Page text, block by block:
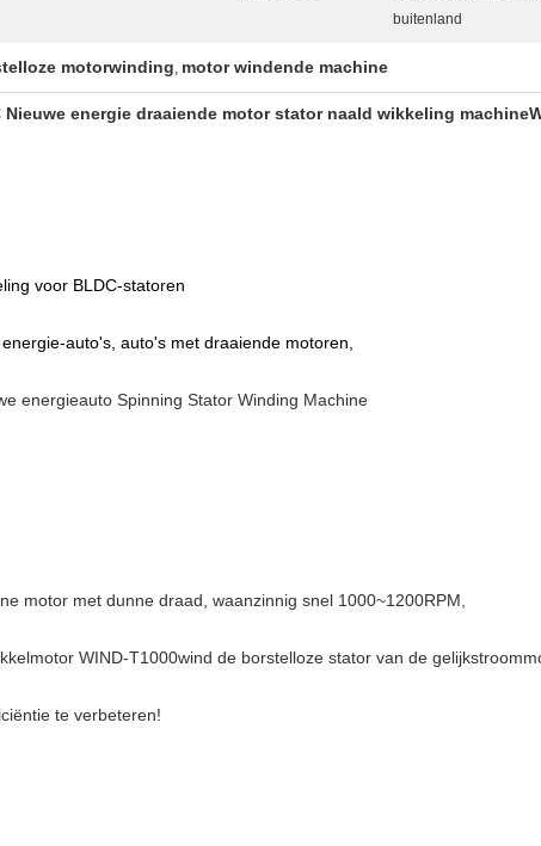
buitenland
motorwinding, motor windende machine
Nieuwe energie draaiende motor stator naald wikkeling machine
voor BLDC-statoren
auto's, auto's met draaiende motoren,
energieauto Spinning Stator Winding Machine
motor met dunne draad, waanzinnig snel 1000~1200RPM,
WIND-T1000wind de borstelloze stator van de
te verbeteren!